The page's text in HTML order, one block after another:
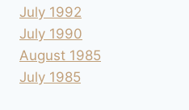
July 1992
July 1990
August 1985
July 1985